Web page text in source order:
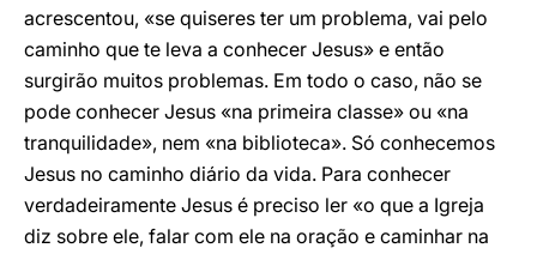
acrescentou, «se quiseres ter um problema, vai pelo
caminho que te leva a conhecer Jesus» e então
surgirão muitos problemas. Em todo o caso, não se
pode conhecer Jesus «na primeira classe» ou «na
tranquilidade», nem «na biblioteca». Só conhecemos
Jesus no caminho diário da vida. Para conhecer
verdadeiramente Jesus é preciso ler «o que a Igreja
diz sobre ele, falar com ele na oração e caminhar na